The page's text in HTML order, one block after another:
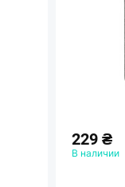
229 ₴
В наличии